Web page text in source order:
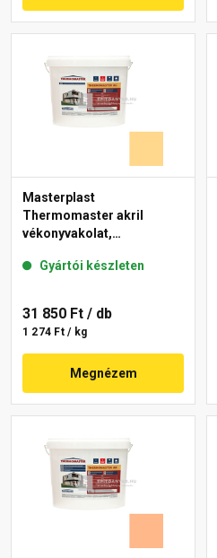
Masterplast
Thermomaster akril
vékonyvakolat,
01-D 25 kg
Gyártói készleten
31 850 Ft / db
1 274 Ft / kg
Megnézem